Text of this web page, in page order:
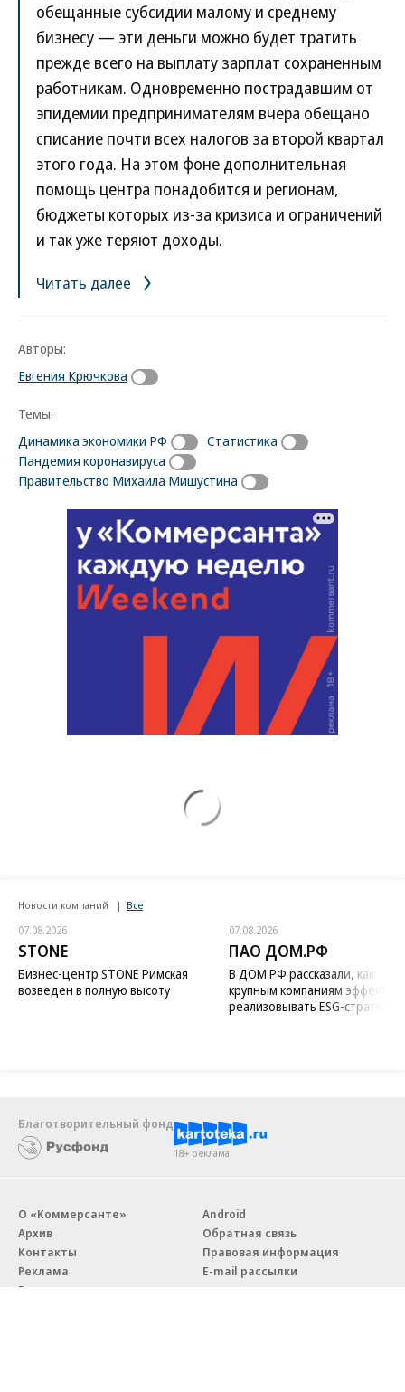
обещанные субсидии малому и среднему
бизнесу — эти деньги можно будет тратить
прежде всего на выплату зарплат сохраненным
работникам. Одновременно пострадавшим от
эпидемии предпринимателям вчера обещано
списание почти всех налогов за второй квартал
этого года. На этом фоне дополнительная
помощь центра понадобится и регионам,
бюджеты которых из-за кризиса и ограничений
и так уже теряют доходы.
Читать далее
Авторы:
Евгения Крючкова
Темы:
Динамика экономики РФ
Статистика
Пандемия коронавируса
Правительство Михаила Мишустина
Новости компаний Все
07.08.2026
STONE
Бизнес-центр STONE Римская
возведен в полную высоту
07.08.2026
ПАО ДОМ.РФ
В ДОМ.РФ рассказали, как
крупным компаниям
реализовывать ESG-стратегию
Благотворительный фонд
18+ реклама
О «Коммерсанте»
Архив
Контакты
Реклама
Вакансии
Android
Обратная связь
Правовая информация
E-mail рассылки